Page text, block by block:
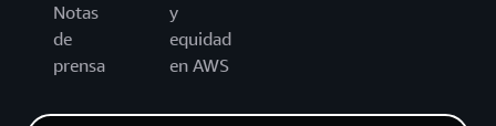
Notas
de
prensa
y
equidad
en AWS